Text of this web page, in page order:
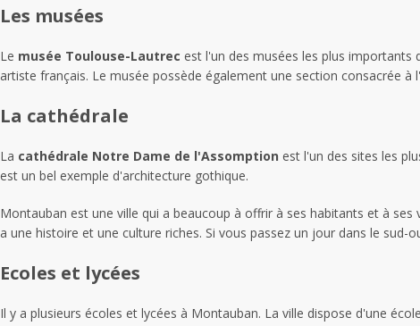
Les musées
Le musée Toulouse-Lautrec est l'un des musées les plus
artiste français. Le musée possède également une section consacrée à
La cathédrale
La cathédrale Notre Dame de l'Assomption est l'un des sites les
est un bel exemple d'architecture gothique.
Montauban est une ville qui a beaucoup à offrir à ses habitants et à
a une histoire et une culture riches. Si vous passez un jour dans le
Ecoles et lycées
Il y a plusieurs écoles et lycées à Montauban. La ville dispose d'une